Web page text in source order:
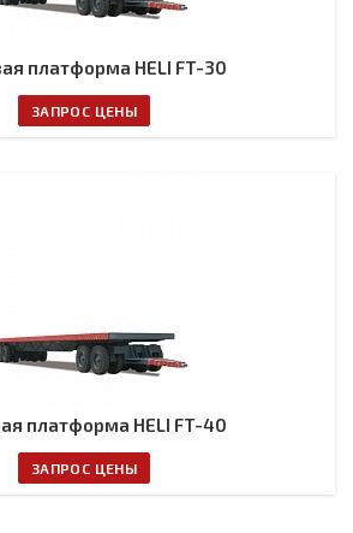
платформа HELI FT-30
ЗАПРОС ЦЕНЫ
платформа HELI FT-40
ЗАПРОС ЦЕНЫ